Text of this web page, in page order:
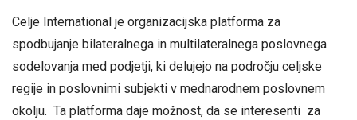
Celje International je organizacijska platforma za
spodbujanje bilateralnega in multilateralnega poslovnega
sodelovanja med podjetji, ki delujejo na področju celjske
regije in poslovnimi subjekti v mednarodnem poslovnem
okolju. Ta platforma daje možnost, da se interesenti za